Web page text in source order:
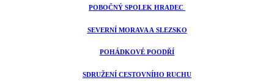
POBOČNÝ SPOLEK HRADEC
SEVERNÍ MORAVA A SLEZSKO
POHÁDKOVÉ POODŘÍ
SDRUŽENÍ CESTOVNÍHO RUCHU